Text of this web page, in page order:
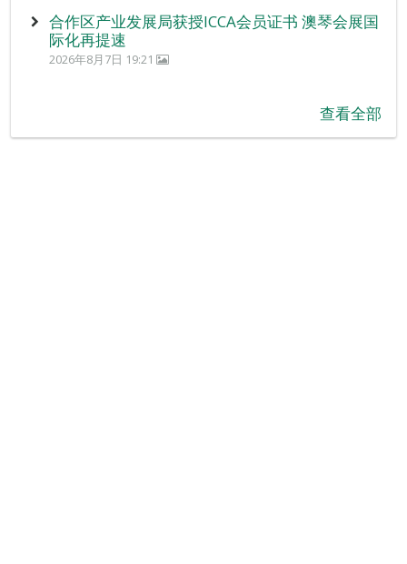
合作区产业发展局获授ICCA会员证书 澳琴会展国
际化再提速
2026年8月7日 19:21
查看全部